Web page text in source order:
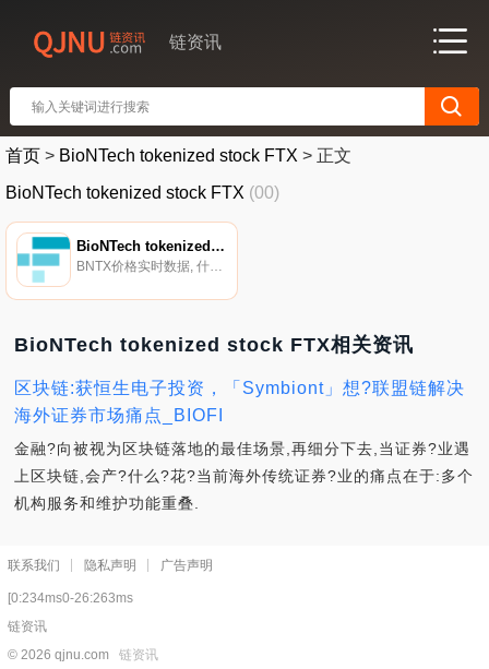
链资讯
首页 > BioNTech tokenized stock FTX > 正文
BioNTech tokenized stock FTX (00)
BioNTech tokenized stock FTX
BNTX价格实时数据, 什么是代币化股票？股票是在传统监管交易所交易的股票。FTX列出精选股票的代币。这些现货代币由CM Equity托管的股票支持。如果需要,可以用CM Equity赎回相关股票。CM Equity在德国受到全面监管,是一家获准提供此类产品的持牌金融机构.
BioNTech tokenized stock FTX相关资讯
区块链:获恒生电子投资，「Symbiont」想?联盟链解决
海外证券市场痛点_BIOFI
金融?向被视为区块链落地的最佳场景,再细分下去,当证券?业遇
上区块链,会产?什么?花?当前海外传统证券?业的痛点在于:多个
机构服务和维护功能重叠.
联系我们 隐私声明 广告声明
[0:234ms0-26:263ms
链资讯
© 2026 qjnu.com 链资讯